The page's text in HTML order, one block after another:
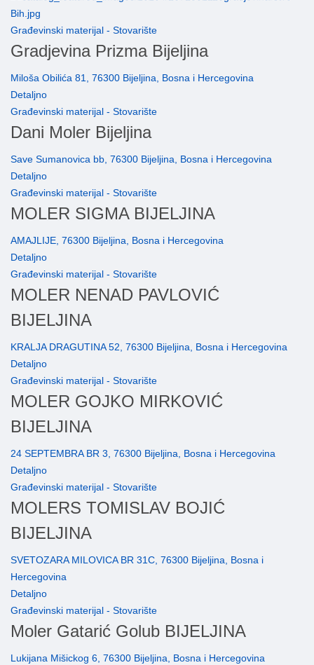
Građevinski materijal - Stovarište
Gradjevina Prizma Bijeljina
Miloša Obilića 81, 76300 Bijeljina, Bosna i Hercegovina
Detaljno
Građevinski materijal - Stovarište
Dani Moler Bijeljina
Save Sumanovica bb, 76300 Bijeljina, Bosna i Hercegovina
Detaljno
Građevinski materijal - Stovarište
MOLER SIGMA BIJELJINA
AMAJLIJE, 76300 Bijeljina, Bosna i Hercegovina
Detaljno
Građevinski materijal - Stovarište
MOLER NENAD PAVLOVIĆ
BIJELJINA
KRALJA DRAGUTINA 52, 76300 Bijeljina, Bosna i Hercegovina
Detaljno
Građevinski materijal - Stovarište
MOLER GOJKO MIRKOVIĆ
BIJELJINA
24 SEPTEMBRA BR 3, 76300 Bijeljina, Bosna i Hercegovina
Detaljno
Građevinski materijal - Stovarište
MOLERS TOMISLAV BOJIĆ
BIJELJINA
SVETOZARA MILOVICA BR 31C, 76300 Bijeljina, Bosna i
Hercegovina
Detaljno
Građevinski materijal - Stovarište
Moler Gatarić Golub BIJELJINA
Lukijana Mišickog 6, 76300 Bijeljina, Bosna i Hercegovina